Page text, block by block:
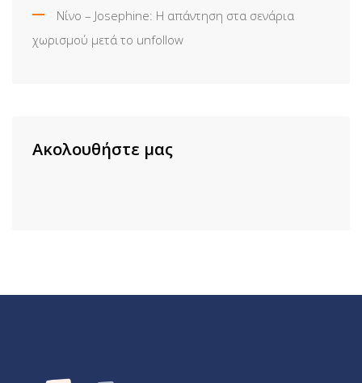
Νίνο – Josephine: Η απάντηση στα σενάρια
χωρισμού μετά το unfollow
Ακολουθήστε μας